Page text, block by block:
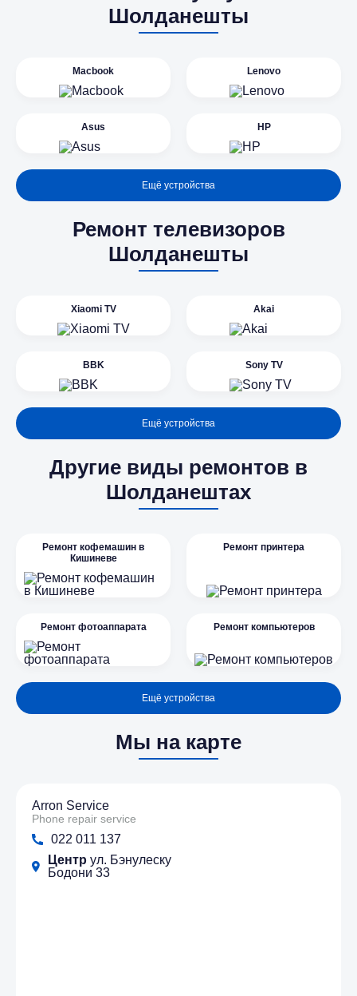
Шолданешты
Macbook Lenovo
Asus HP
Ещё устройства
Ремонт телевизоров
Шолданешты
Xiaomi TV Akai
BBK Sony TV
Ещё устройства
Другие виды ремонтов в
Шолданештах
Ремонт кофемашин в
Кишиневе
Ремонт принтера
Ремонт фотоаппарата Ремонт компьютеров
Ещё устройства
Мы на карте
Arron Service
Phone repair service
022 011 137
Центр ул. Бэнулеску
Бодони 33